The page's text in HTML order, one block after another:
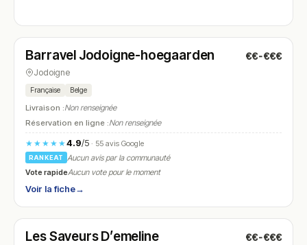
N° 4
Barravel Jodoigne-hoegaarden €€-€€€
Jodoigne
Française Belge
Livraison :Non renseignée
Réservation en ligne :Non renseignée
★★★★★4.9/5· 55 avis Google
RANKEAT
Aucun avis par la communauté
Vote rapideAucun vote pour le moment
Voir la fiche→
N° 5
Les Saveurs D’emeline €€-€€€